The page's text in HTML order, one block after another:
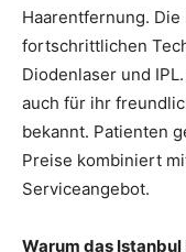
Haarentfernung.
fortschrittlichen
Diodenlaser und
auch für ihr
bekannt. Patienten
Preise kombiniert
Serviceangebot.
Warum das